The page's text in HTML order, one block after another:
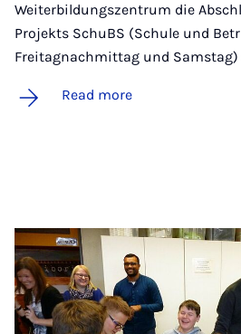
Weiterbildungszentrum die
Projekts SchuBS (Schule und
Freitagnachmittag und
Read more